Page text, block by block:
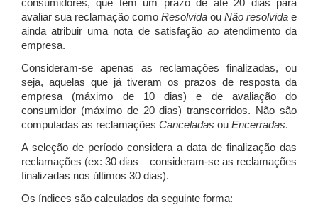
consumidores, que têm um prazo de até 20 dias para
avaliar sua reclamação como Resolvida ou Não resolvida e
ainda atribuir uma nota de satisfação ao atendimento da
empresa.
Consideram-se apenas as reclamações finalizadas, ou
seja, aquelas que já tiveram os prazos de resposta da
empresa (máximo de 10 dias) e de avaliação do
consumidor (máximo de 20 dias) transcorridos. Não são
computadas as reclamações Canceladas ou Encerradas.
A seleção de período considera a data de finalização das
reclamações (ex: 30 dias – consideram-se as reclamações
finalizadas nos últimos 30 dias).
Os índices são calculados da seguinte forma: